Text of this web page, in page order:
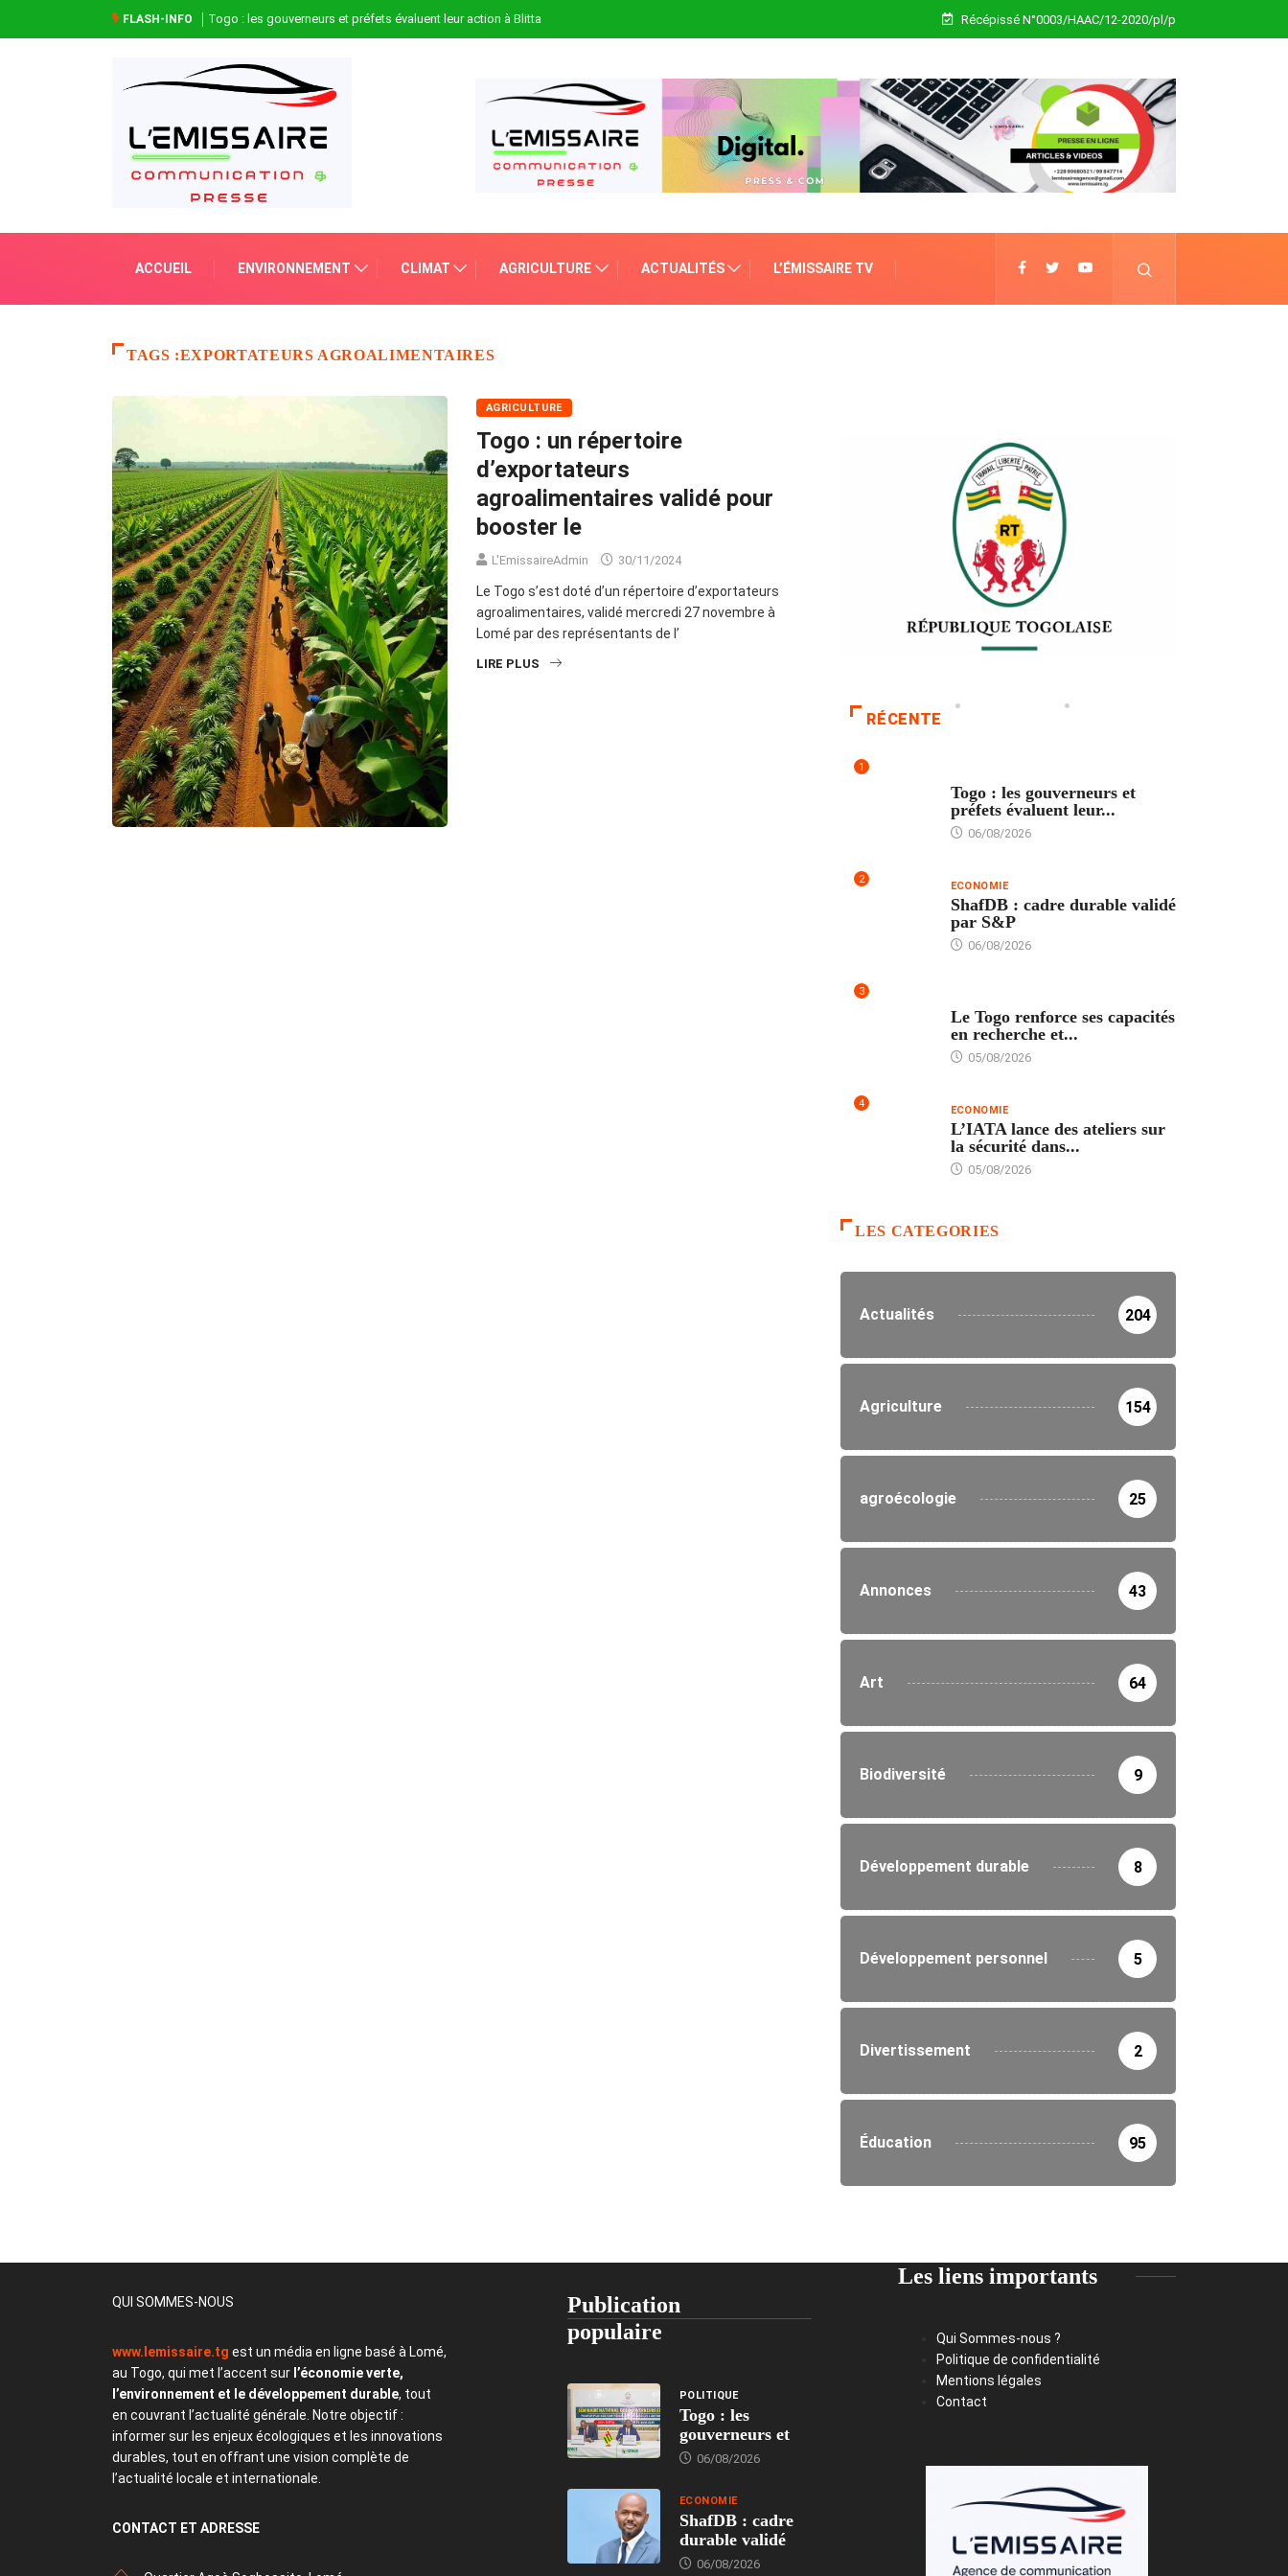
FLASH-INFO Togo : les gouverneurs et préfets évaluent leur action à Blitta Récépissé N°0003/HAAC/12-2020/pl/p
ACCUEIL ENVIRONNEMENT CLIMAT AGRICULTURE ACTUALITÉS L’ÉMISSAIRE TV
TAGS :EXPORTATEURS AGROALIMENTAIRES
AGRICULTURE
Togo : un répertoire
d’exportateurs
agroalimentaires validé pour
booster le
L'EmissaireAdmin 30/11/2024
Le Togo s’est doté d’un répertoire d’exportateurs
agroalimentaires, validé mercredi 27 novembre à
Lomé par des représentants de l’
LIRE PLUS
RÉCENTE
1
Togo : les gouverneurs et
préfets évaluent leur...
06/08/2026
2 ECONOMIE
ShafDB : cadre durable validé
par S&P
06/08/2026
3
Le Togo renforce ses capacités
en recherche et...
05/08/2026
4 ECONOMIE
L’IATA lance des ateliers sur
la sécurité dans...
05/08/2026
LES CATEGORIES
Actualités 204
Agriculture 154
agroécologie 25
Annonces 43
Art 64
Biodiversité 9
Développement durable 8
Développement personnel 5
Divertissement 2
Éducation 95
QUI SOMMES-NOUS
www.lemissaire.tg est un média en ligne basé à Lomé,
au Togo, qui met l’accent sur l’économie verte,
l’environnement et le développement durable, tout
en couvrant l’actualité générale. Notre objectif :
informer sur les enjeux écologiques et les innovations
durables, tout en offrant une vision complète de
l’actualité locale et internationale.
CONTACT ET ADRESSE
Publication
populaire
POLITIQUE
Togo : les
gouverneurs et
06/08/2026
ECONOMIE
ShafDB : cadre
durable validé
06/08/2026
Les liens importants
Qui Sommes-nous ?
Politique de confidentialité
Mentions légales
Contact